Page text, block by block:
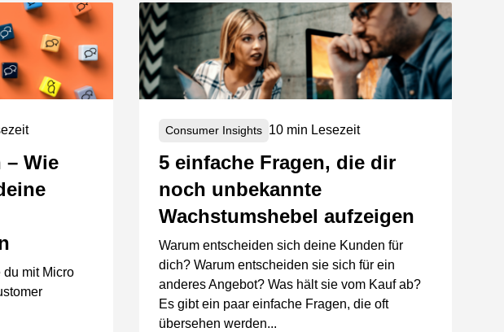
Wie
mit Micro
Consumer Insights 10 min Lesezeit
5 einfache Fragen, die dir
noch unbekannte
Wachstumshebel aufzeigen
Warum entscheiden sich deine Kunden für
dich? Warum entscheiden sie sich für ein
anderes Angebot? Was hält sie vom Kauf ab?
Es gibt ein paar einfache Fragen, die oft
übersehen werden...